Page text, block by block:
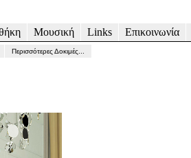
Μουσική Links Επικοινωνία
Περισσότερες Δοκιμές...